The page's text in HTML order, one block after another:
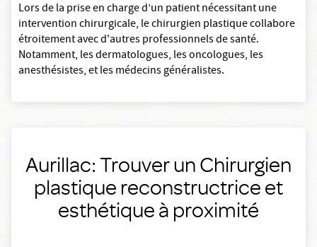
Lors de la prise en charge d’un patient nécessitant une
intervention chirurgicale, le chirurgien plastique collabore
étroitement avec d'autres professionnels de santé.
Notamment, les dermatologues, les oncologues, les
anesthésistes, et les médecins généralistes.
Aurillac: Trouver un Chirurgien
plastique reconstructrice et
esthétique à proximité